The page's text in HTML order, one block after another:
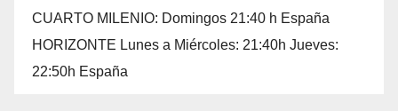
CUARTO MILENIO: Domingos 21:40 h España
HORIZONTE Lunes a Miércoles: 21:40h Jueves:
22:50h España